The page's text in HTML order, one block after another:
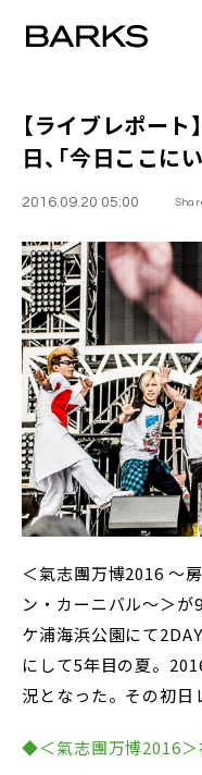
【ライブレポート】
日、「今日ここに
2016.09.20 05:00
＜氣志團万博2016 ～
ン・カーニバル～＞
ケ浦海浜公園にて
にして5年目の夏。
況となった。その初日
◆＜氣志團万博2016＞